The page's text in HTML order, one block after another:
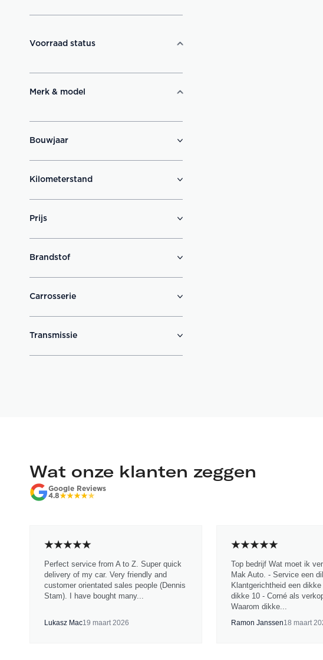
Voorraad status
Merk & model
Bouwjaar
Kilometerstand
Prijs
Brandstof
Carrosserie
Transmissie
Wat onze klanten zeggen
Google Reviews
4.8
Perfect service from A to Z. Super quick
delivery of my car. Very friendly and
customer orientated sales people (Dennis
Stam). I have bought many...
Lukasz Mac19 maart 2026
Top bedrijf Wat moet ik
Mak Auto. - Service een
Klantgerichtheid een
dikke 10 - Corné als
Waarom dikke...
Ramon Janssen18 maart